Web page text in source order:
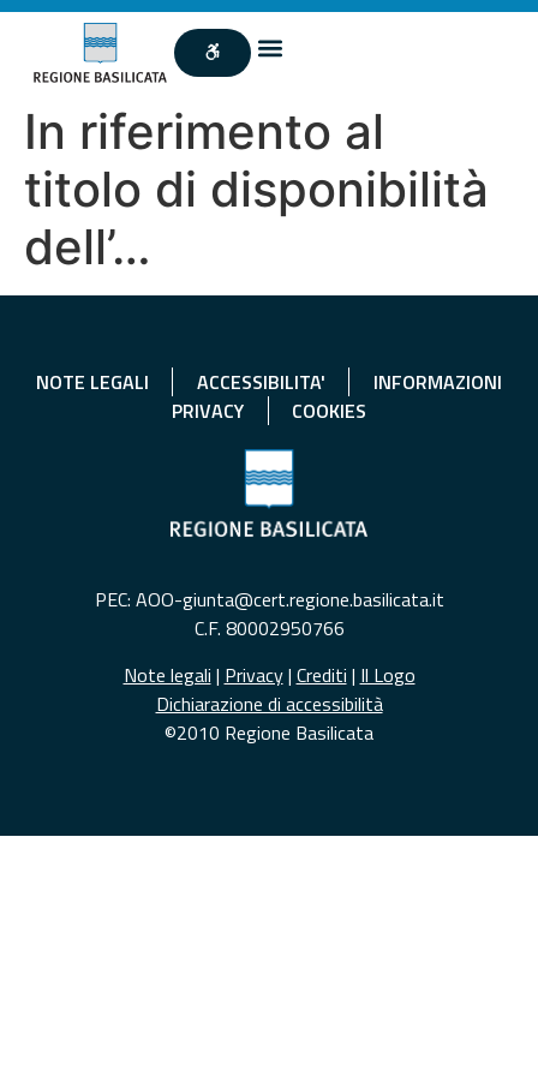
In riferimento al
titolo di disponibilità
dell’…
NOTE LEGALI ACCESSIBILITA'
INFORMAZIONI
PRIVACY
COOKIES
PEC: AOO-giunta@cert.regione.basilicata.it
C.F. 80002950766
Note legali | Privacy| Crediti | Il Logo
Dichiarazione di accessibilità
©2010 Regione Basilicata